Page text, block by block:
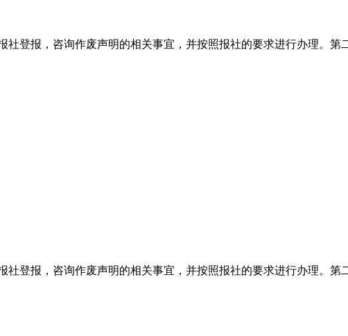
登报，咨询作废声明的相关事宜，并按照报社的要求进行办理。
登报，咨询作废声明的相关事宜，并按照报社的要求进行办理。